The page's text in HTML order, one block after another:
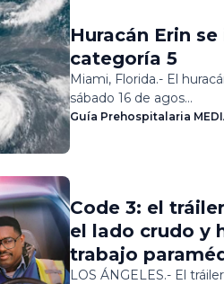
Huracán Erin
categoría 5
Miami, Florida.- El
sábado 16 de agos…
Guía Prehospitalaria
Code 3: el
el lado crudo y
trabajo
LOS ÁNGELES.- El